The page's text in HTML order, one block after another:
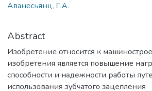
Аванесьянц, Г.А.
Abstract
Изобретение относится к
изобретения является повышение
способности и надежности работы
использования зубчатого зацепления